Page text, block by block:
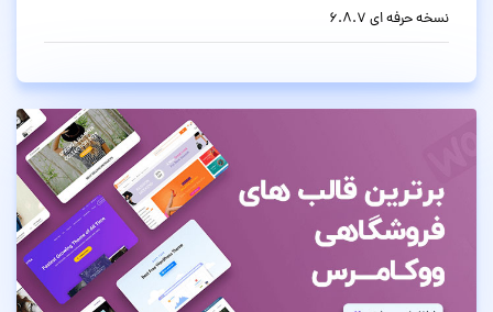
نسخه حرفه ای 6.8.7